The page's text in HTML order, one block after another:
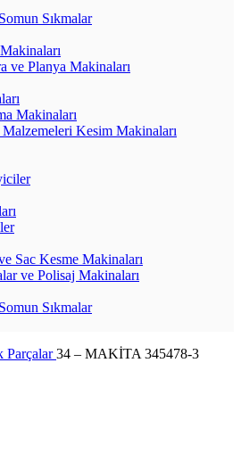
Sıkmalar
ve Planya Makinaları
Makinaları
Malzemeleri Kesim Makinaları
Sac Kesme Makinaları
ve Polisaj Makinaları
Sıkmalar
Parçalar34 – MAKİTA 345478-3